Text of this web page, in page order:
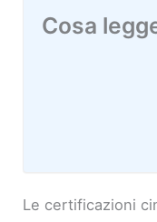
Cosa
Le certificazioni